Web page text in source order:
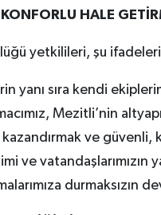
HALE
yetkilileri, şu
yanı sıra kendi
Mezitli’nin
ve güvenli,
ve vatandaşlarımızın
durmaksızın